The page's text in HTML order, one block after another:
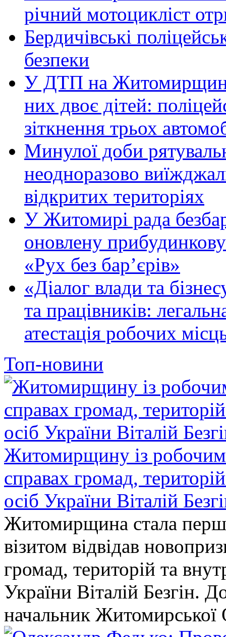
річний мотоцикліст
Бердичівські
безпеки
У ДТП на Житомирщині
них двоє дітей:
зіткнення трьох
Минулої доби
неодноразово
відкритих територіях
У Житомирі рада
оновлену
«Рух без бар’єрів»
«Діалог влади та
та працівників:
атестація робочих
Топ-новини
Житомирщину із робочим
справах громад,
осіб України Віталій
Житомирщина стала
візитом відвідав
громад, територій та
України Віталій Безгін.
начальник